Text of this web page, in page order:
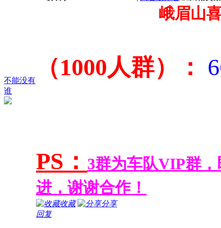
不能没有
谁
峨眉山
（1000人群）：
PS： 3群为车队VIP群
进，谢谢合作！
收藏
分享
回复